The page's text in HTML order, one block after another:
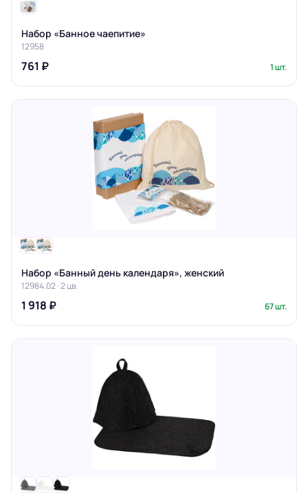
Набор «Банное чаепитие»
12958
761 ₽ 1 шт.
Набор «Банный день календаря», женский
12984.02 · 2 цв.
1 918 ₽ 67 шт.